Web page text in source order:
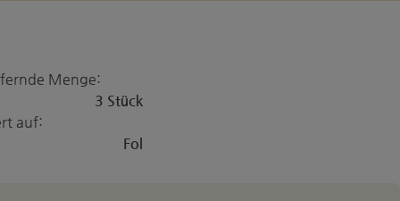
Menge:
3 Stück
auf:
Fol